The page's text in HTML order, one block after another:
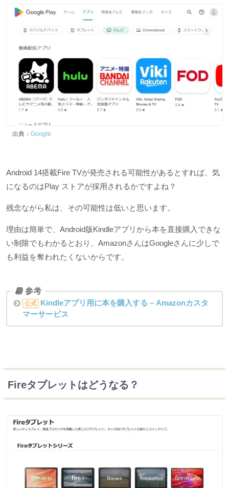
出典： Google
Android 14搭載Fire TVが発売される可能性があるとすれば、気
になるのはPlay ストアが採用されるかですよね？
残念ながら私は、その可能性は低いと思います。
理由は簡単で、Android版Kindleアプリから本を直接購入できな
い制限でもわかるとおり、AmazonさんはGoogleさんに少しで
も利益を奪われたくないからです。
公式 Kindleアプリ用に本を購入する – Amazonカスタ
マーサービス
Fireタブレットはどうなる？